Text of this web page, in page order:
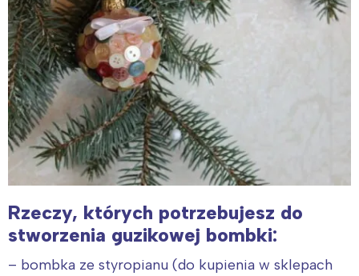
Rzeczy, których potrzebujesz do
stworzenia guzikowej bombki:
– bombka ze styropianu (do kupienia w sklepach